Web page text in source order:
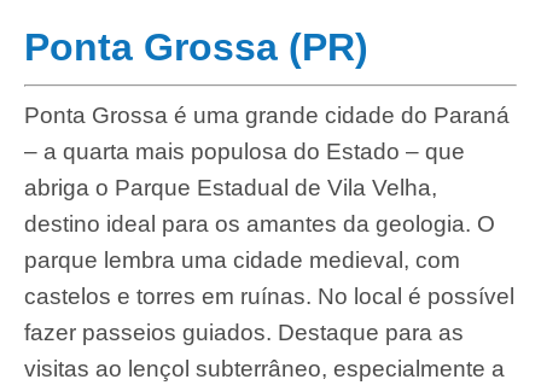
Ponta Grossa (PR)
Ponta Grossa é uma grande cidade do Paraná
– a quarta mais populosa do Estado – que
abriga o Parque Estadual de Vila Velha,
destino ideal para os amantes da geologia. O
parque lembra uma cidade medieval, com
castelos e torres em ruínas. No local é possível
fazer passeios guiados. Destaque para as
visitas ao lençol subterrâneo, especialmente a